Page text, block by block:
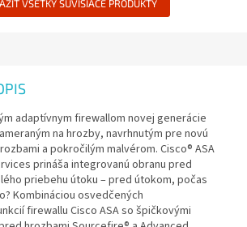
VŠETKY SÚVISIACE PRODUKTY
adaptívnym firewallom novej generácie
na hrozby, navrhnutým pre novú
a pokročilým malvérom. Cisco® ASA
prináša integrovanú obranu pred
priebehu útoku – pred útokom, počas
Kombináciou osvedčených
firewallu Cisco ASA so špičkovými